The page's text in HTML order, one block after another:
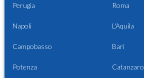
Perugia Roma
Napoli L'Aquila
Campobasso Bari
Potenza Catanzaro